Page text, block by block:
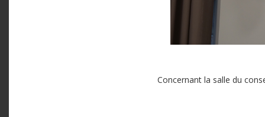
Concernant la salle du